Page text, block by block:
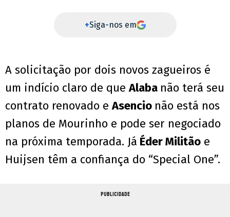
+Siga-nos em
A solicitação por dois novos zagueiros é
um indício claro de queAlaba não terá seu
contrato renovado eAsencio não está nos
planos de Mourinho e pode ser negociado
na próxima temporada. Já Éder Militão e
Huijsen têm a confiança do “Special One”.
PUBLICIDADE